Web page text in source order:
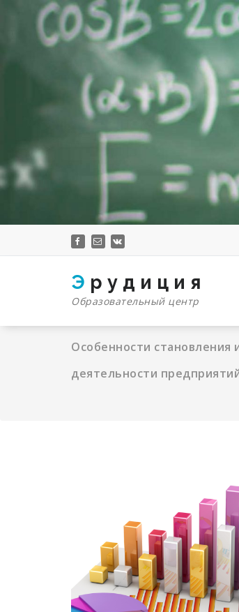
Перейти
содержимому
Э р у д и ц и я
Образовательный центр
Особенности становления
деятельности